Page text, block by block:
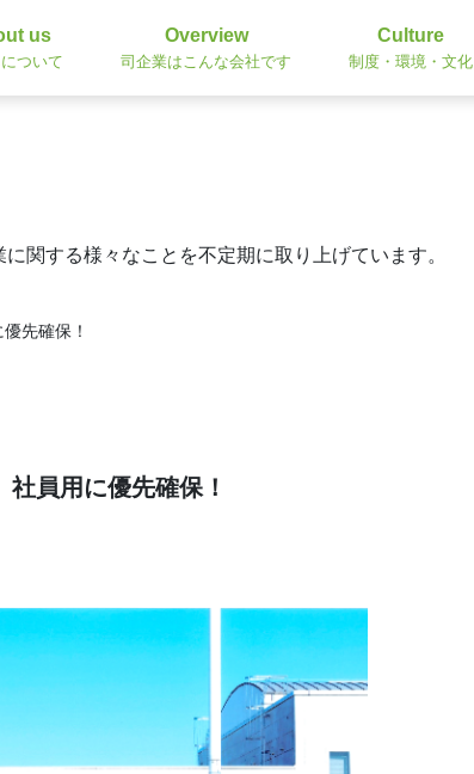
us
ついて
Overview
司企業はこんな会社です
Culture
制度・環境・文化
に関する様々なことを不定期に取り上げています。
先確保！
員用に優先確保！